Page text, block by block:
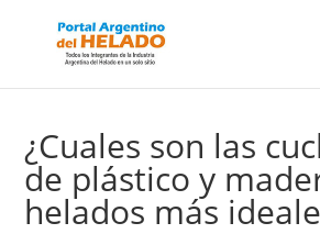
¿Cuales son las
de plástico y
helados más